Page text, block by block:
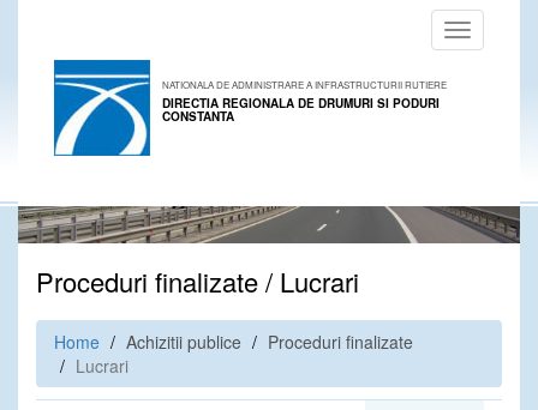
Toggle
navigation
NATIONALA DE ADMINISTRARE A INFRASTRUCTURII RUTIERE
DIRECTIA REGIONALA DE DRUMURI SI PODURI
CONSTANTA
Proceduri finalizate / Lucrari
Home Achizitii publice
Proceduri finalizate
Lucrari